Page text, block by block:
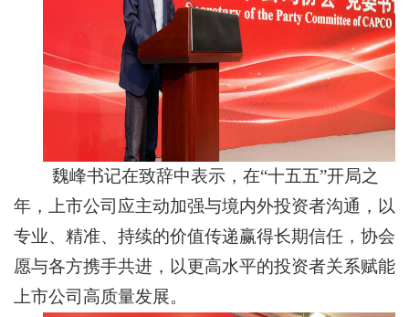
魏峰书记在致辞中表示，在“十五五”开局之
年，上市公司应主动加强与境内外投资者沟通，以
专业、精准、持续的价值传递赢得长期信任，协会
愿与各方携手共进，以更高水平的投资者关系赋能
上市公司高质量发展。